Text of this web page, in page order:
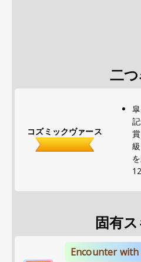
二
コズミックヴァース
固有
Encounter with